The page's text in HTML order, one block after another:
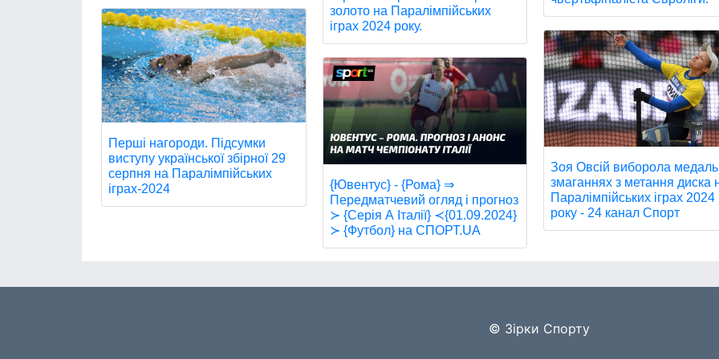
Перші нагороди. Підсумки
виступу української збірної 29
серпня на Паралімпійських
іграх-2024
золото на Паралімпійських
іграх 2024 року.
{Ювентус} - {Рома} ⇒
Передматчевий огляд і прогноз
≻ {Серія А Італії} ≺{01.09.2024}
≻ {Футбол} на СПОРТ.UA
Зоя Овсій виборола
змаганнях з метання диска
Паралімпійських іграх 2024
року - 24 канал Спорт
© Зірки Спорту